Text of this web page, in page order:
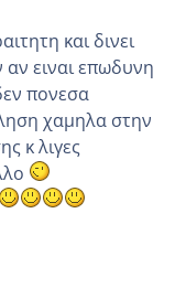
και δινει
αν ειναι επωδυνη
πονεσα
χαμηλα στην
κ λιγες